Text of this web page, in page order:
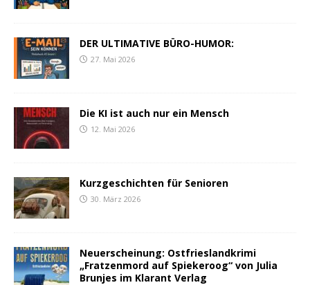
DER ULTIMATIVE BÜRO-HUMOR:
27. Mai 2026
Die KI ist auch nur ein Mensch
12. Mai 2026
Kurzgeschichten für Senioren
30. März 2026
Neuerscheinung: Ostfrieslandkrimi
„Fratzenmord auf Spiekeroog“ von Julia
Brunjes im Klarant Verlag